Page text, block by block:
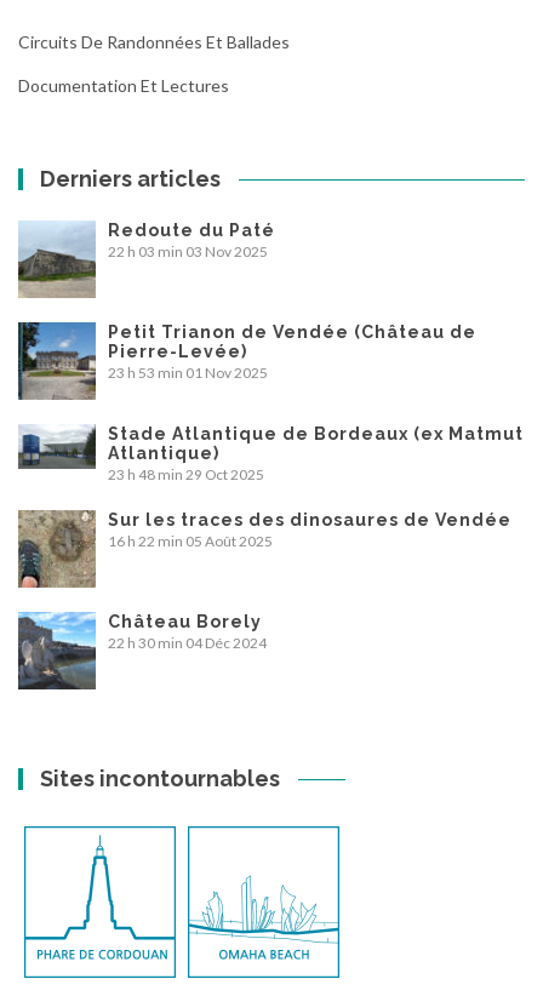
Circuits De Randonnées Et Ballades
Documentation Et Lectures
Derniers articles
Redoute du Paté
22 h 03 min 03 Nov 2025
Petit Trianon de Vendée (Château de
Pierre-Levée)
23 h 53 min 01 Nov 2025
Stade Atlantique de Bordeaux (ex Matmut
Atlantique)
23 h 48 min 29 Oct 2025
Sur les traces des dinosaures de Vendée
16 h 22 min 05 Août 2025
Château Borely
22 h 30 min 04 Déc 2024
Sites incontournables